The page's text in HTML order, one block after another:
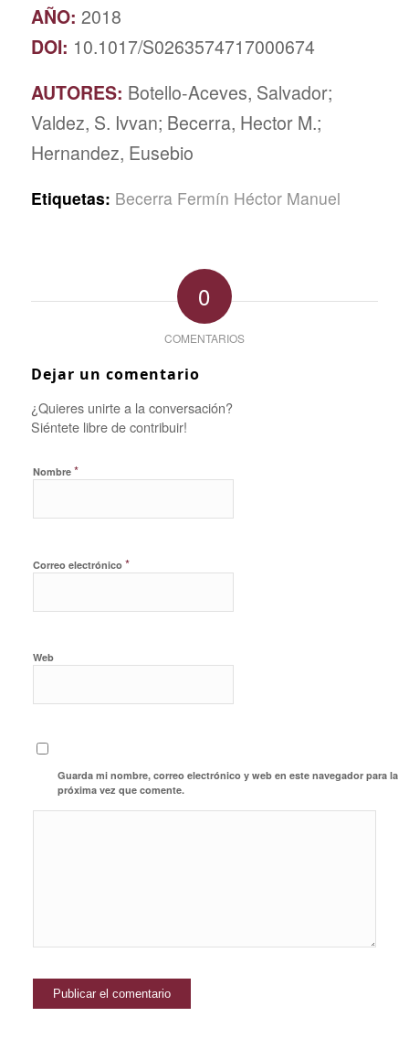
AÑO: 2018
DOI: 10.1017/S0263574717000674
AUTORES: Botello-Aceves, Salvador;
Valdez, S. Ivvan; Becerra, Hector M.;
Hernandez, Eusebio
Etiquetas: Becerra Fermín Héctor Manuel
0
COMENTARIOS
Dejar un comentario
¿Quieres unirte a la conversación?
Siéntete libre de contribuir!
Nombre *
Correo electrónico *
Web
Guarda mi nombre, correo electrónico y web en este navegador para la
próxima vez que comente.